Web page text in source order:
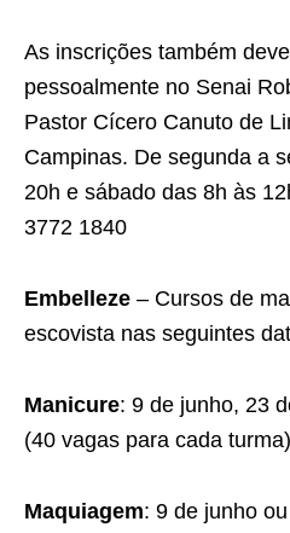
As inscrições também
pessoalmente no Senai
Pastor Cícero Canuto de
Campinas. De segunda a
20h e sábado das 8h às
3772 1840
Embelleze – Cursos de
escovista nas seguintes
Manicure: 9 de junho, 23
(40 vagas para cada turma)
Maquiagem: 9 de junho